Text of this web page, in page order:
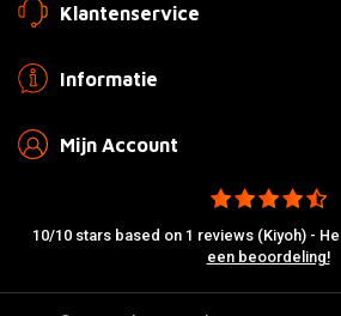
Klantenservice
Informatie
Mijn Account
10/10 stars based on 1 reviews (Kiyoh) -
een beoordeling!